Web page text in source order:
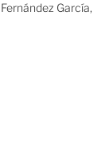
García,